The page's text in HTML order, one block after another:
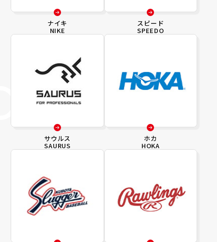
ナイキ
NIKE
スピード
SPEEDO
サウルス
SAURUS
ホカ
HOKA